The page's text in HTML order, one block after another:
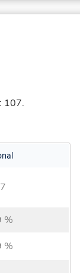
107.
%
%